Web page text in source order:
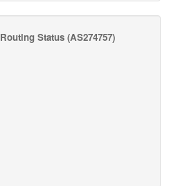
Routing Status(AS274757)